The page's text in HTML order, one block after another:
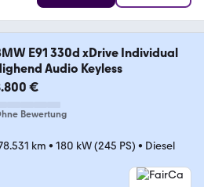
E91 330d xDrive Individual
Audio Keyless
€
Bewertung
km • 180 kW (245 PS) • Diesel